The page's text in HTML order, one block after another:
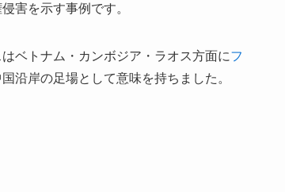
害を示す事例です。
ベトナム・カンボジア・ラオス方面にフ
沿岸の足場として意味を持ちました。